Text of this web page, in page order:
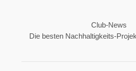
Club-News
Die besten Nachhaltigkeits-